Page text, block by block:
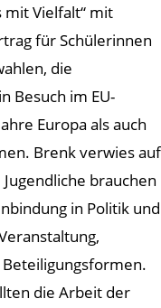
mit Vielfalt“ mit
für Schülerinnen
die
Besuch im EU-
Europa als auch
Brenk verwies auf
brauchen
in Politik und
die Arbeit der